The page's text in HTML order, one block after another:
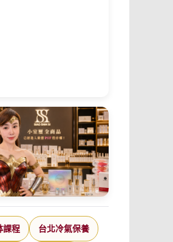
課程 台北冷氣保養